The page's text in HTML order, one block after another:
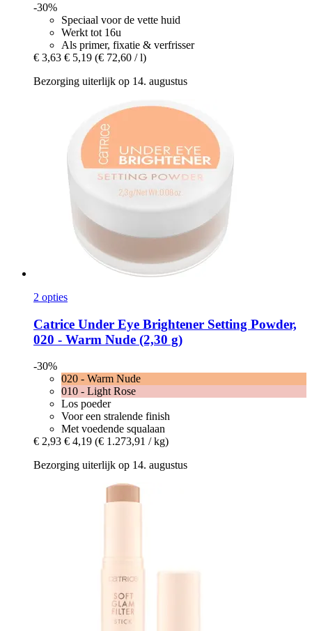
-30%
Speciaal voor de vette huid
Werkt tot 16u
Als primer, fixatie & verfrisser
€ 3,63 € 5,19 (€ 72,60 / l)
Bezorging uiterlijk op 14. augustus
2 opties
Catrice Under Eye Brightener Setting Powder,
020 -​ Warm Nude (2,30 g)
-30%
020 - Warm Nude
010 - Light Rose
Los poeder
Voor een stralende finish
Met voedende squalaan
€ 2,93 € 4,19 (€ 1.273,91 / kg)
Bezorging uiterlijk op 14. augustus